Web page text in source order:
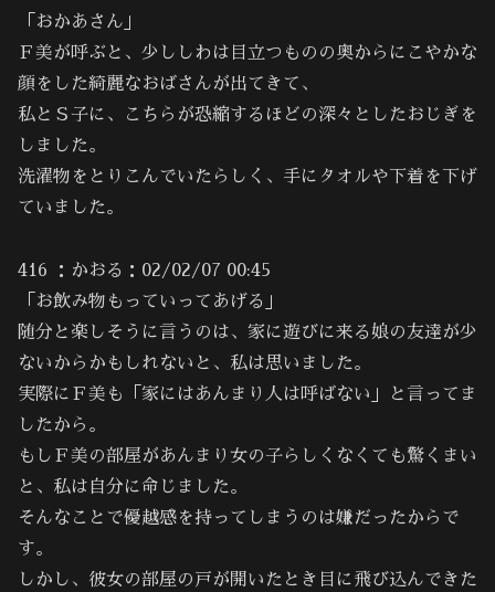
「おかあさん」
Ｆ美が呼ぶと、少ししわは目立つものの奥からにこやかな
顔をした綺麗なおばさんが出てきて、
私とＳ子に、こちらが恐縮するほどの深々としたおじぎを
しました。
洗濯物をとりこんでいたらしく、手にタオルや下着を下げ
ていました。
416 ：かおる：02/02/07 00:45
「お飲み物もっていってあげる」
随分と楽しそうに言うのは、家に遊びに来る娘の友達が少
ないからかもしれないと、私は思いました。
実際にＦ美も「家にはあんまり人は呼ばない」と言ってま
したから。
もしＦ美の部屋があんまり女の子らしくなくても驚くまい
と、私は自分に命じました。
そんなことで優越感を持ってしまうのは嫌だったからで
す。
しかし、彼女の部屋の戸が開いたとき目に飛び込んできた